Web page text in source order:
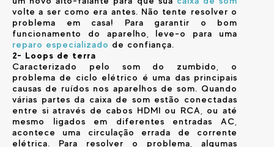
volte a ser como era antes. Não tente resolver o
problema em casa! Para garantir o bom
funcionamento do aparelho, leve-o para uma
reparo especializado de confiança.
2- Loops de terra
Caracterizado pelo som do zumbido, o
problema de ciclo elétrico é uma das principais
causas de ruídos nos aparelhos de som. Quando
várias partes da caixa de som estão conectadas
entre si através de cabos HDMI ou RCA, ou até
mesmo ligados em diferentes entradas AC,
acontece uma circulação errada de corrente
elétrica. Para resolver o problema, algumas